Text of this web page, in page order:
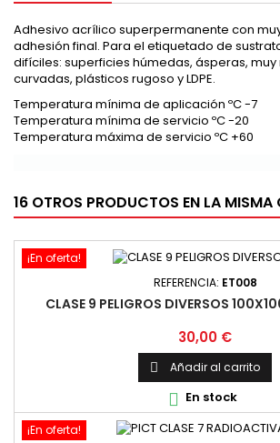
Adhesivo acrílico superpermanente con
adhesión final. Para el etiquetado de
difíciles: superficies húmedas, ásperas,
curvadas, plásticos rugoso y LDPE.
Temperatura mínima de aplicación ºC -7
Temperatura mínima de servicio ºC -20
Temperatura máxima de servicio ºC +60
16 OTROS PRODUCTOS EN LA
¡En oferta!
REFERENCIA: ET008
CLASE 9 PELIGROS DIVERSOS
Precio
30,00 €
 Añadir al carrito
 En stock
¡En oferta!